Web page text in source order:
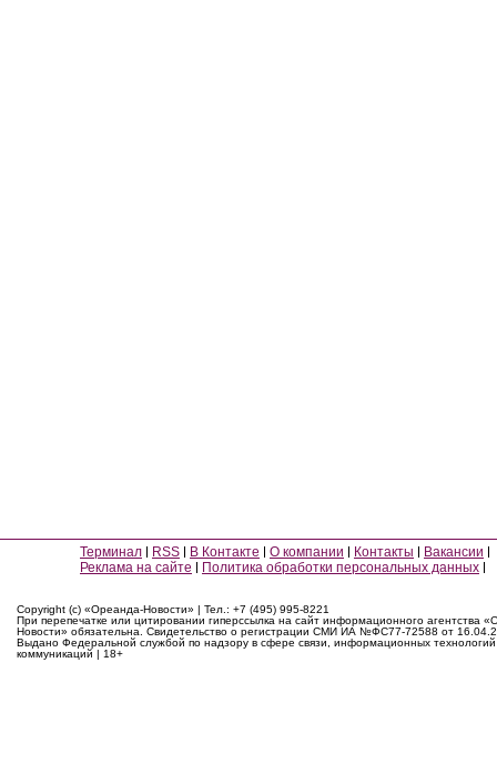
Терминал RSS В Контакте О компании Контакты
Вакансии
Реклама на сайте
Политика обработки персональных данных
Copyright (c) «Ореанда-Новости» | Тел.: +7 (495) 995-8221
При перепечатке или цитировании гиперссылка на сайт информационного агентства
Новости» обязательна. Свидетельство о регистрации СМИ ИА №ФС77-72588 от
Выдано Федеральной службой по надзору в сфере связи, информационных
коммуникаций | 18+